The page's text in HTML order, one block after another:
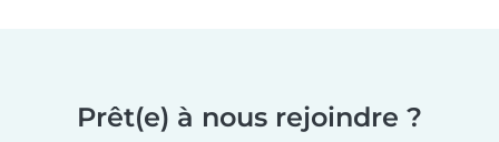
Prêt(e) à nous rejoindre ?